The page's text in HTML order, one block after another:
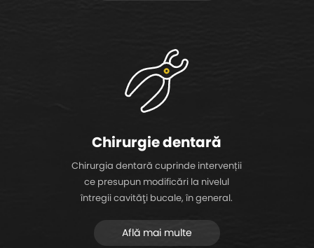
Chirurgie dentară
Chirurgia dentară cuprinde intervenții
ce presupun modificări la nivelul
întregii cavităţi bucale, în general.
Află mai multe